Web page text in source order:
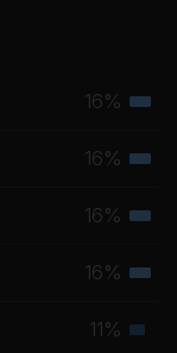
16%
16%
16%
16%
11%